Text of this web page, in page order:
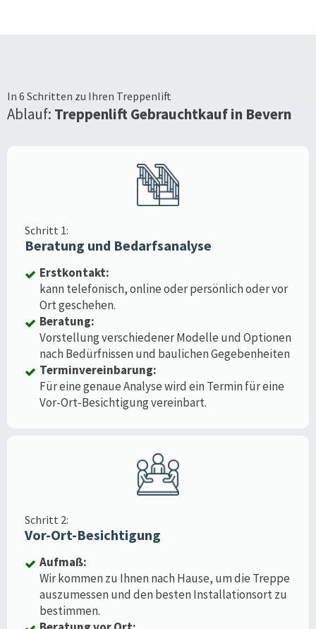
In 6 Schritten zu Ihren Treppenlift
Ablauf: Treppenlift Gebrauchtkauf in Bevern
Schritt 1:
Beratung und Bedarfsanalyse
Erstkontakt:
kann telefonisch, online oder persönlich oder vor
Ort geschehen.
Beratung:
Vorstellung verschiedener Modelle und Optionen
nach Bedürfnissen und baulichen Gegebenheiten
Terminvereinbarung:
Für eine genaue Analyse wird ein Termin für eine
Vor-Ort-Besichtigung vereinbart.
Schritt 2:
Vor-Ort-Besichtigung
Aufmaß:
Wir kommen zu Ihnen nach Hause, um die Treppe
auszumessen und den besten Installationsort zu
bestimmen.